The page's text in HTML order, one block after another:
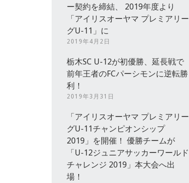
ー契約を締結、 2019年度より
「アイリスオーヤマ プレミアリー
グU-11」に
2019年4月2日
栃木SC U-12が初優勝、延長戦で
前年王者のFCパーシモンに逆転勝
利！
2019年3月31日
「アイリスオーヤマ プレミアリー
グU-11チャンピオンシップ
2019」を開催！ 優勝チームが
「U-12ジュニアサッカーワールド
チャレンジ 2019」本大会へ出
場！